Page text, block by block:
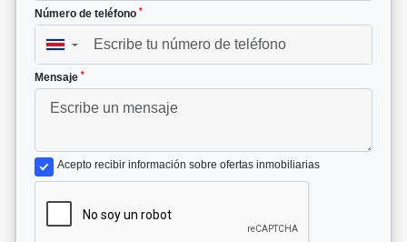
Número de teléfono *
▼
Mensaje *
Acepto recibir información sobre ofertas inmobiliarias